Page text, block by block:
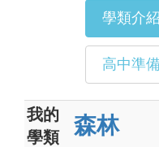
學類介紹
高中準
我的
學類
森林